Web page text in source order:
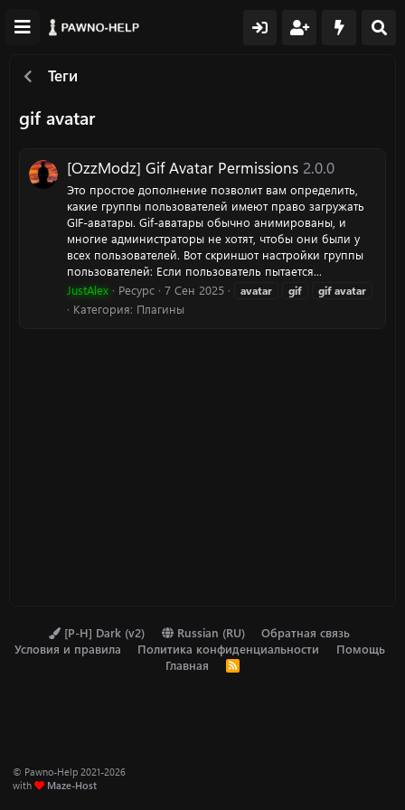
Теги
gif avatar
[OzzModz] Gif Avatar Permissions 2.0.0
Это простое дополнение позволит вам определить,
какие группы пользователей имеют право загружать
GIF-аватары. Gif-аватары обычно анимированы, и
многие администраторы не хотят, чтобы они были у
всех пользователей. Вот скриншот настройки группы
пользователей: Если пользователь пытается...
JustAlex
Ресурс 7 Сен 2025 avatar gif gifavatar
Категория: Плагины
[P-H] Dark (v2) Russian (RU)
Обратная связь
Условия и правила
Политика конфиденциальности
Помощь
Главная
R
© Pawno-Help 2021-2026
with
Maze-Host